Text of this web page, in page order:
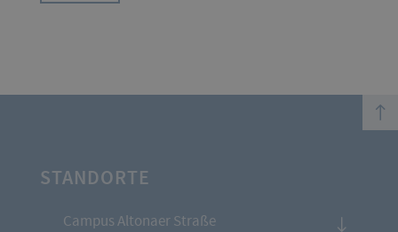
top
STANDORTE
Campus Altonaer Straße